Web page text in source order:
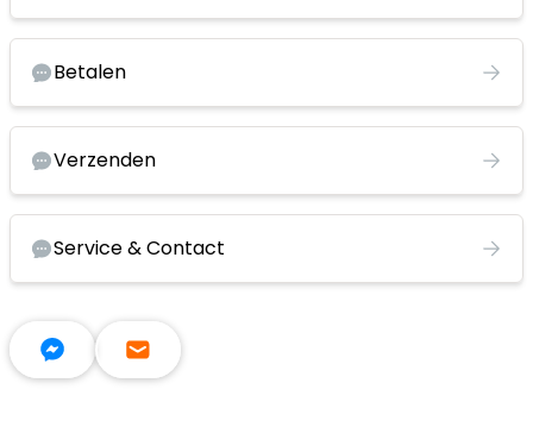
Betalen
Verzenden
Service & Contact